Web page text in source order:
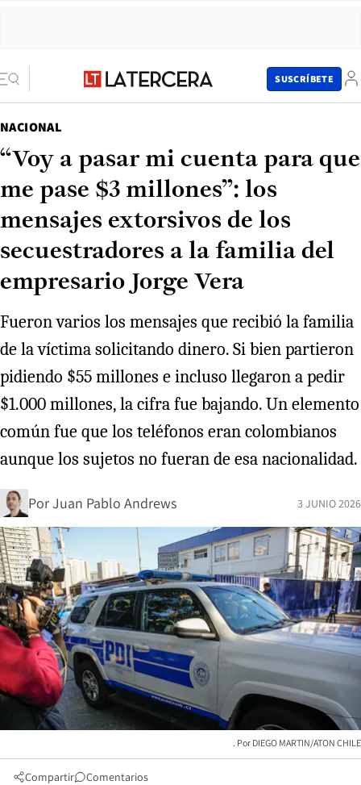
SUSCRÍBETE
NACIONAL
“Voy a pasar mi cuenta para que
me pase $3 millones”: los
mensajes extorsivos de los
secuestradores a la familia del
empresario Jorge Vera
Fueron varios los mensajes que recibió la familia
de la víctima solicitando dinero. Si bien partieron
pidiendo $55 millones e incluso llegaron a pedir
$1.000 millones, la cifra fue bajando. Un elemento
común fue que los teléfonos eran colombianos
aunque los sujetos no fueran de esa nacionalidad.
PorJuan Pablo Andrews 3 JUNIO 2026
DIEGO MARTIN/ATON CHILE
Compartir Comentarios